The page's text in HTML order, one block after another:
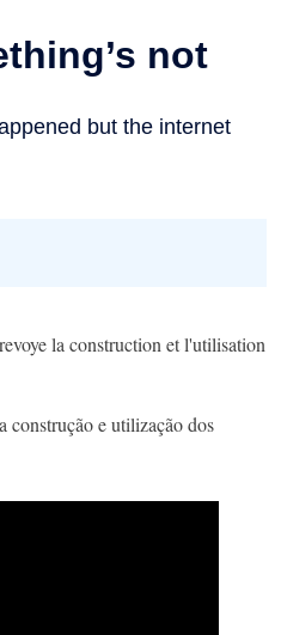
la construction et l'utilisation
construção e utilização dos